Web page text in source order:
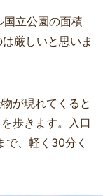
国立公園の面積
厳しいと思いま
が現れてくると
歩きます。入口
で、軽く30分く